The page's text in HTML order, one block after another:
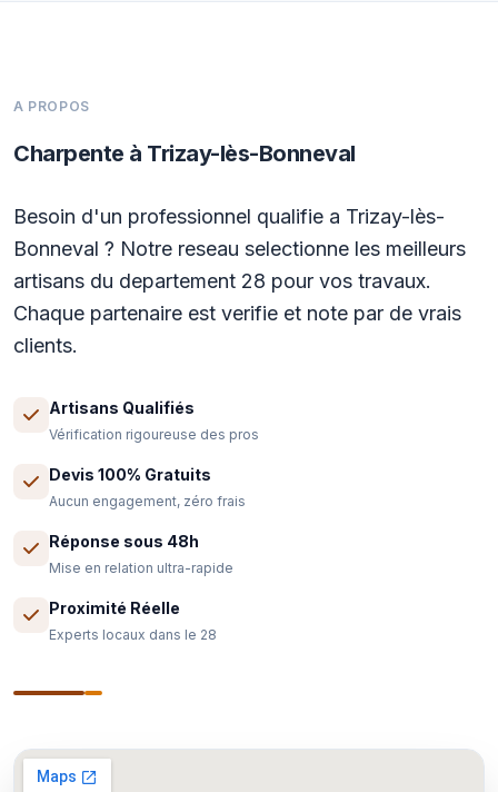
A PROPOS
Charpente à Trizay-lès-Bonneval
Besoin d'un professionnel qualifie a Trizay-lès-
Bonneval ? Notre reseau selectionne les meilleurs
artisans du departement 28 pour vos travaux.
Chaque partenaire est verifie et note par de vrais
clients.
Artisans Qualifiés
Vérification rigoureuse des pros
Devis 100% Gratuits
Aucun engagement, zéro frais
Réponse sous 48h
Mise en relation ultra-rapide
Proximité Réelle
Experts locaux dans le 28